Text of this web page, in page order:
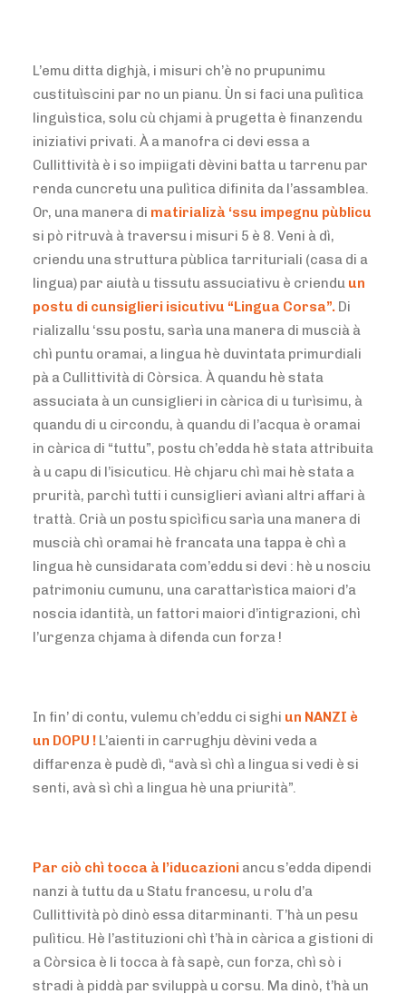
L’emu ditta dighjà, i misuri ch’è no prupunimu
custituìscini par no un pianu. Ùn si faci una pulìtica
linguìstica, solu cù chjami à prugetta è finanzendu
iniziativi privati. À a manofra ci devi essa a
Cullittività è i so impiigati dèvini batta u tarrenu par
renda cuncretu una pulìtica difinita da l’assamblea.
Or, una manera di matirializà ‘ssu impegnu pùblicu
si pò ritruvà à traversu i misuri 5 è 8. Veni à dì,
criendu una struttura pùblica tarrituriali (casa di a
lingua) par aiutà u tissutu assuciativu è criendu un
postu di cunsiglieri isicutivu “Lingua Corsa”. Di
rializallu ‘ssu postu, sarìa una manera di muscià à
chì puntu oramai, a lingua hè duvintata primurdiali
pà a Cullittività di Còrsica. À quandu hè stata
assuciata à un cunsiglieri in càrica di u turìsimu, à
quandu di u circondu, à quandu di l’acqua è oramai
in càrica di “tuttu”, postu ch’edda hè stata attribuita
à u capu di l’isicuticu. Hè chjaru chì mai hè stata a
prurità, parchì tutti i cunsiglieri avìani altri affari à
trattà. Crià un postu spicìficu sarìa una manera di
muscià chì oramai hè francata una tappa è chì a
lingua hè cunsidarata com’eddu si devi : hè u nosciu
patrimoniu cumunu, una carattarìstica maiori d’a
noscia idantità, un fattori maiori d’intigrazioni, chì
l’urgenza chjama à difenda cun forza !
In fin’ di contu, vulemu ch’eddu ci sighi un NANZI è
un DOPU ! L’aienti in carrughju dèvini veda a
diffarenza è pudè dì, “avà sì chì a lingua si vedi è si
senti, avà sì chì a lingua hè una priurità”.
Par ciò chì tocca à l’iducazioni ancu s’edda dipendi
nanzi à tuttu da u Statu francesu, u rolu d’a
Cullittività pò dinò essa ditarminanti. T’hà un pesu
pulìticu. Hè l’astituzioni chì t’hà in càrica a gistioni di
a Còrsica è li tocca à fà sapè, cun forza, chì sò i
stradi à piddà par sviluppà u corsu. Ma dinò, t’hà un